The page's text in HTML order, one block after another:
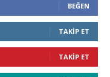
BEĞEN
TAKIP ET
TAKIP ET